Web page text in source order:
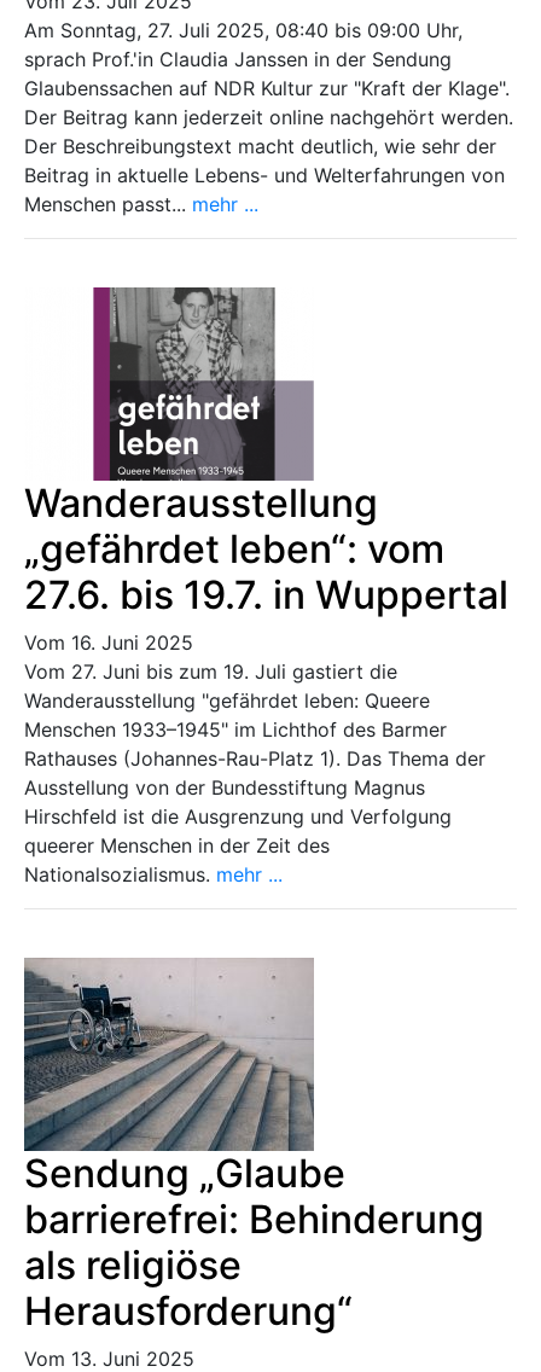
Am Sonntag, 27. Juli 2025, 08:40 bis 09:00 Uhr,
sprach Prof.'in Claudia Janssen in der Sendung
Glaubenssachen auf NDR Kultur zur "Kraft der Klage".
Der Beitrag kann jederzeit online nachgehört werden.
Der Beschreibungstext macht deutlich, wie sehr der
Beitrag in aktuelle Lebens- und Welterfahrungen von
Menschen passt... mehr ...
Wanderausstellung
„gefährdet leben“: vom
27.6. bis 19.7. in Wuppertal
Vom 16. Juni 2025
Vom 27. Juni bis zum 19. Juli gastiert die
Wanderausstellung "gefährdet leben: Queere
Menschen 1933–1945" im Lichthof des Barmer
Rathauses (Johannes-Rau-Platz 1). Das Thema der
Ausstellung von der Bundesstiftung Magnus
Hirschfeld ist die Ausgrenzung und Verfolgung
queerer Menschen in der Zeit des
Nationalsozialismus. mehr ...
Sendung „Glaube
barrierefrei: Behinderung
als religiöse
Herausforderung“
Vom 13. Juni 2025